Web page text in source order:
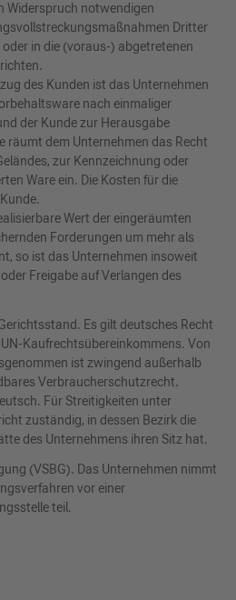
Widerspruch notwendigen
Dritter
in die (voraus-) abgetretenen
des Kunden ist das Unternehmen
nach einmaliger
der Kunde zur Herausgabe
räumt dem Unternehmen das Recht
zur Kennzeichnung oder
Ware ein. Die Kosten für die
Wert der eingeräumten
Forderungen um mehr als
so ist das Unternehmen insoweit
Freigabe auf Verlangen des
Es gilt deutsches Recht
Kaufrechtsübereinkommens. Von
ist zwingend außerhalb
Verbraucherschutzrecht.
Für Streitigkeiten unter
zuständig, in dessen Bezirk die
des Unternehmens ihren Sitz hat.
(VSBG). Das Unternehmen nimmt
vor einer
teil.